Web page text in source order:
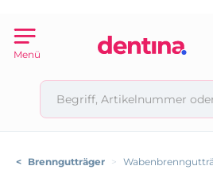
Menü
< Brenngutträger >